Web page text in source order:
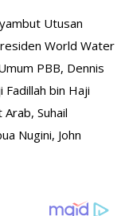
Utusan
World Water
PBB, Dennis
Fadillah bin Haji
Suhail
Nugini, John